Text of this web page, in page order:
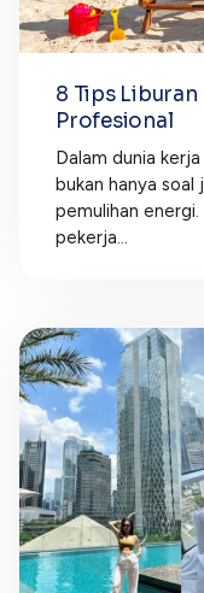
8 Tips
Profesional
Dalam dunia
bukan hanya
pemulihan
pekerja...